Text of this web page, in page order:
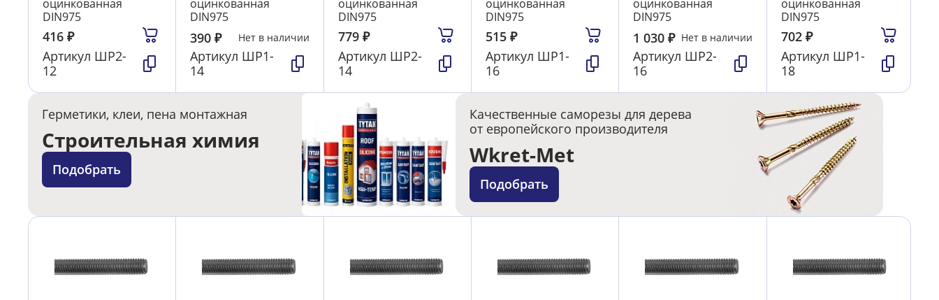
оцинкованная
DIN975
416 ₽
Артикул ШР2-
12
оцинкованная
DIN975
390₽ Нет в наличии
Артикул ШР1-
14
оцинкованная
DIN975
779 ₽
Артикул ШР2-
14
оцинкованная
DIN975
515 ₽
Артикул ШР1-
16
оцинкованная
DIN975
1 030₽ Нет в наличии
Артикул ШР2-
16
оцинкованная
DIN975
702 ₽
Артикул ШР1-
18
Герметики, клеи, пена монтажная
Строительная химия
Подобрать
Качественные саморезы для дерева
от европейского производителя
Wkret-Met
Подобрать